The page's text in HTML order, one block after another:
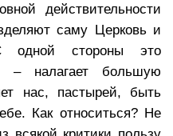
действительности
саму Церковь и
одной стороны это
– налагает большую
нас, пастырей, быть
Как относиться? Не